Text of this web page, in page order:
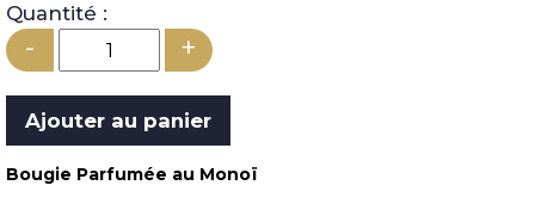
Quantité :
- +
Bougie Parfumée au Monoï